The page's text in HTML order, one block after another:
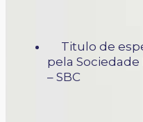
Titulo de
pela Sociedade
– SBC